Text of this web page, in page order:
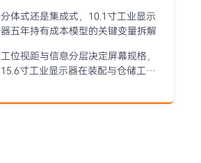
分体式还是集成式，10.1寸工业显示
器五年持有成本模型的关键变量拆解
工位视距与信息分层决定屏幕规格，
15.6寸工业显示器在装配与仓储工位